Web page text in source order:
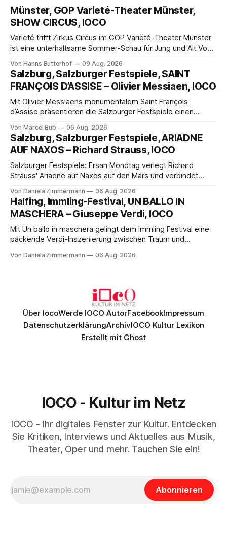
Münster, GOP Varieté-Theater Münster,
SHOW CIRCUS, IOCO
Varieté trifft Zirkus Circus im GOP Varieté-Theater Münster
ist eine unterhaltsame Sommer-Schau für Jung und Alt Von
Münster der Vorhang zur neuen Show Circus hebt, erkundet
wohl auch eine junge Frau, wie es ist, wenn der Zirkus ins
Varieté kommt.
Von Hanns Butterhof 09 Aug. 2026
Salzburg, Salzburger Festspiele, SAINT
FRANÇOIS D’ASSISE – Olivier Messiaen, IOCO
Mit Olivier Messiaens monumentalem Saint François
d’Assise präsentieren die Salzburger Festspiele einen
eine bildgewaltige Inszenierung, Maxime Pascal entfaltet
die komplexe Partitur eindrucksvoll, Philippe Sly berührt als
Franziskus.
Von Marcel Bub 06 Aug. 2026
Salzburg, Salzburger Festspiele, ARIADNE
AUF NAXOS – Richard Strauss, IOCO
Salzburger Festspiele: Ersan Mondtag verlegt Richard
Strauss' Ariadne auf Naxos auf den Mars und verbindet
Aufführung mit starken Solisten und den Wiener
Philharmonikern, szenisch bleibt der zweite Akt jedoch
hinter den Erwartungen zurück.
Von Daniela Zimmermann 06 Aug. 2026
Halfing, Immling-Festival, UN BALLO IN
MASCHERA – Giuseppe Verdi, IOCO
Mit Un ballo in maschera gelingt dem Immling Festival eine
packende Verdi-Inszenierung zwischen Traum und
psychologische Tiefe mit starken Bildern, getragen von
Von Daniela Zimmermann 06 Aug. 2026
Über IocoWerde IOCO AutorFacebookImpressum
DatenschutzerklärungArchivIOCO Kultur Lexikon
Erstellt mit Ghost
IOCO - Kultur im Netz
IOCO - Ihr digitales Fenster zur Kultur. Entdecken
Sie Kritiken, Interviews und Aktuelles aus Musik,
Theater, Oper und mehr. Tauchen Sie ein!
Abonnieren